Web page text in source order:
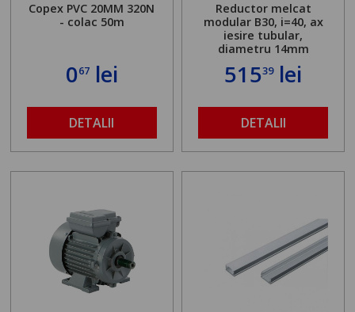
Copex PVC 20MM 320N
- colac 50m
067lei
DETALII
Reductor melcat
modular B30, i=40, ax
iesire tubular,
diametru 14mm
51539lei
DETALII